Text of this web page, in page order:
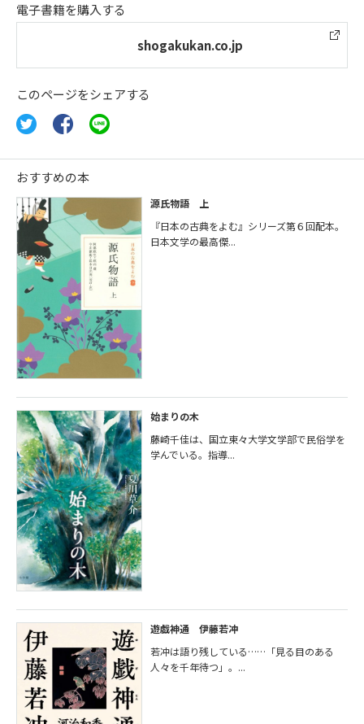
電子書籍を購入する
shogakukan.co.jp
このページをシェアする
おすすめの本
源氏物語 上
『日本の古典をよむ』シリーズ第６回配本。
日本文学の最高傑...
始まりの木
藤崎千佳は、国立東々大学文学部で民俗学を
学んでいる。指導...
遊戯神通 伊藤若冲
若冲は語り残している……「見る目のある
人々を千年待つ」。...